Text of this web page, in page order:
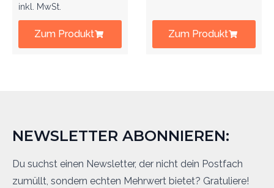
inkl. MwSt.
Zum Produkt Zum Produkt
NEWSLETTER ABONNIEREN:
Du suchst einen Newsletter, der nicht dein Postfach
zumüllt, sondern echten Mehrwert bietet? Gratuliere!